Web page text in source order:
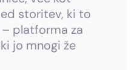
storitev, ki to
– platforma za
jo mnogi že